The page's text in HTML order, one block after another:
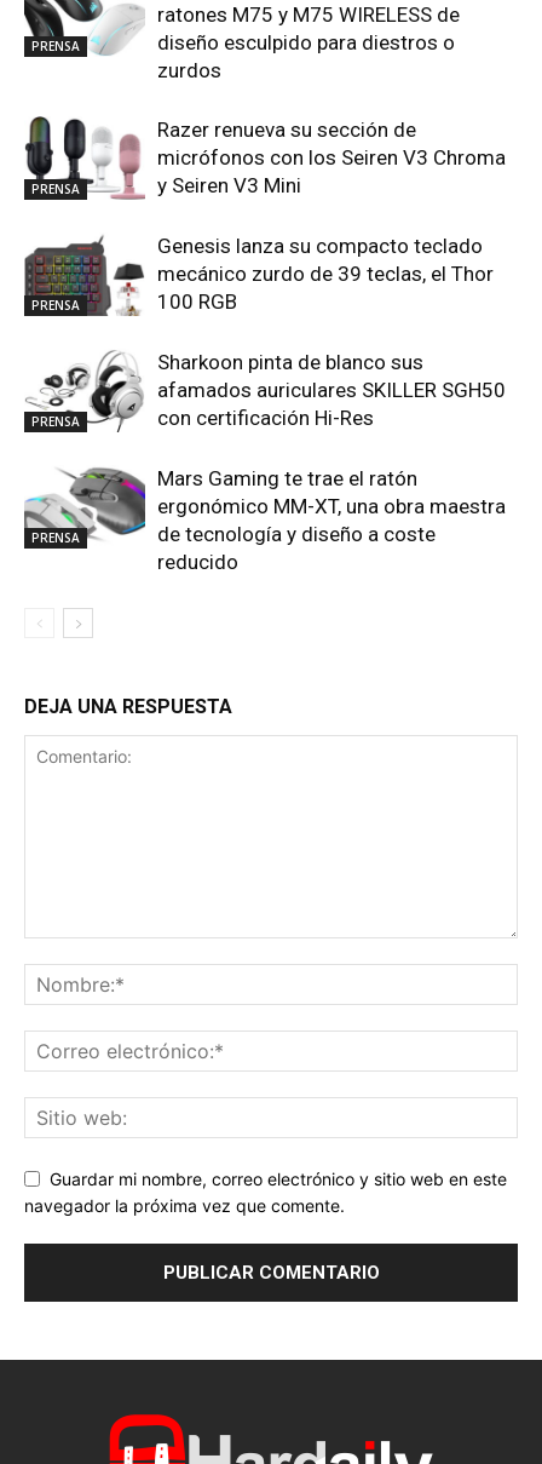
PRENSA
ratones M75 y M75 WIRELESS de
diseño esculpido para diestros o
zurdos
PRENSA
Razer renueva su sección de
micrófonos con los Seiren V3 Chroma
y Seiren V3 Mini
PRENSA
Genesis lanza su compacto teclado
mecánico zurdo de 39 teclas, el Thor
100 RGB
PRENSA
Sharkoon pinta de blanco sus
afamados auriculares SKILLER SGH50
con certificación Hi-Res
PRENSA
Mars Gaming te trae el ratón
ergonómico MM-XT, una obra maestra
de tecnología y diseño a coste
reducido
DEJA UNA RESPUESTA
Guardar mi nombre, correo electrónico y sitio web en este
navegador la próxima vez que comente.